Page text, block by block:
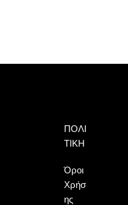
ΠΟΛΙ
ΤΙΚΉ
Όροι
Χρήσ
ης